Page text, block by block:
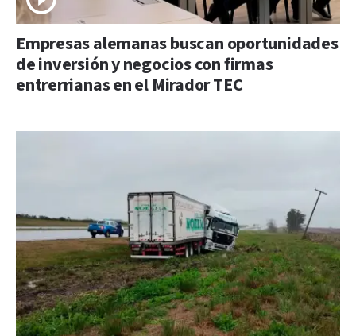
Empresas alemanas buscan oportunidades
de inversión y negocios con firmas
entrerrianas en el Mirador TEC